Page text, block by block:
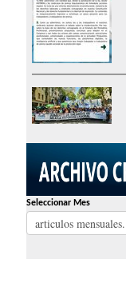
Seleccionar Mes